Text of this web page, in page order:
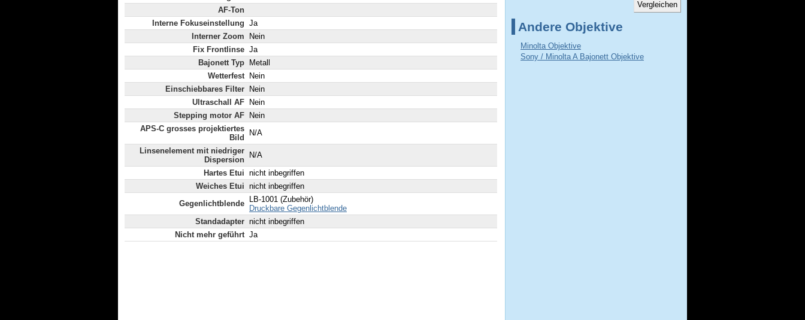
AF-Ton
Interne Fokuseinstellung Ja
Interner Zoom
Nein
Fix Frontlinse Ja
Bajonett Typ
Metall
Wetterfest
Nein
Einschiebbares Filter
Nein
Ultraschall AF
Nein
Stepping motor AF
Nein
APS-C grosses projektiertes
Bild
N/A
Linsenelement mit niedriger
Dispersion
N/A
Hartes Etui nicht inbegriffen
Weiches Etui nicht inbegriffen
Gegenlichtblende
LB-1001 (Zubehör)
Druckbare Gegenlichtblende
Standadapter nicht inbegriffen
Nicht mehr geführt Ja
Andere Objektive
Minolta Objektive
Sony / Minolta A Bajonett Objektive